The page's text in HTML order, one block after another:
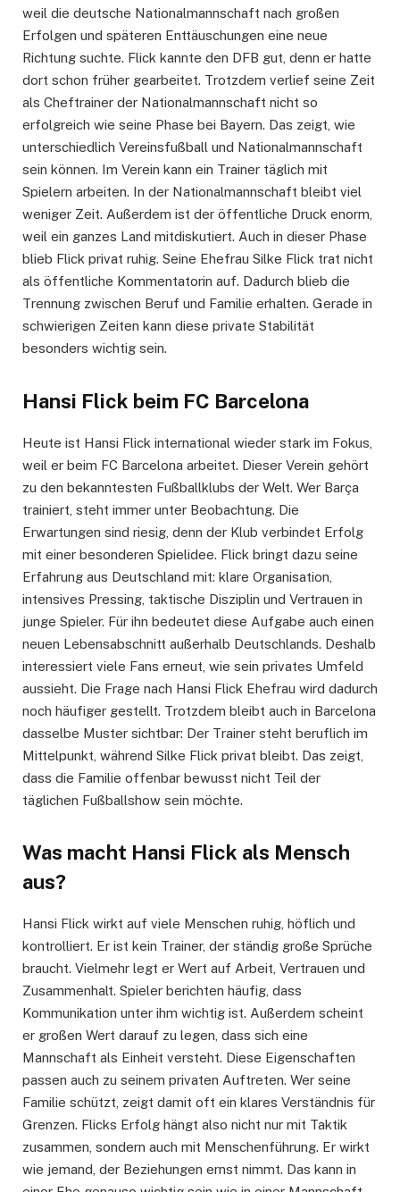
weil die deutsche Nationalmannschaft nach großen
Erfolgen und späteren Enttäuschungen eine neue
Richtung suchte. Flick kannte den DFB gut, denn er hatte
dort schon früher gearbeitet. Trotzdem verlief seine Zeit
als Cheftrainer der Nationalmannschaft nicht so
erfolgreich wie seine Phase bei Bayern. Das zeigt, wie
unterschiedlich Vereinsfußball und Nationalmannschaft
sein können. Im Verein kann ein Trainer täglich mit
Spielern arbeiten. In der Nationalmannschaft bleibt viel
weniger Zeit. Außerdem ist der öffentliche Druck enorm,
weil ein ganzes Land mitdiskutiert. Auch in dieser Phase
blieb Flick privat ruhig. Seine Ehefrau Silke Flick trat nicht
als öffentliche Kommentatorin auf. Dadurch blieb die
Trennung zwischen Beruf und Familie erhalten. Gerade in
schwierigen Zeiten kann diese private Stabilität
besonders wichtig sein.
Hansi Flick beim FC Barcelona
Heute ist Hansi Flick international wieder stark im Fokus,
weil er beim FC Barcelona arbeitet. Dieser Verein gehört
zu den bekanntesten Fußballklubs der Welt. Wer Barça
trainiert, steht immer unter Beobachtung. Die
Erwartungen sind riesig, denn der Klub verbindet Erfolg
mit einer besonderen Spielidee. Flick bringt dazu seine
Erfahrung aus Deutschland mit: klare Organisation,
intensives Pressing, taktische Disziplin und Vertrauen in
junge Spieler. Für ihn bedeutet diese Aufgabe auch einen
neuen Lebensabschnitt außerhalb Deutschlands. Deshalb
interessiert viele Fans erneut, wie sein privates Umfeld
aussieht. Die Frage nach Hansi Flick Ehefrau wird dadurch
noch häufiger gestellt. Trotzdem bleibt auch in Barcelona
dasselbe Muster sichtbar: Der Trainer steht beruflich im
Mittelpunkt, während Silke Flick privat bleibt. Das zeigt,
dass die Familie offenbar bewusst nicht Teil der
täglichen Fußballshow sein möchte.
Was macht Hansi Flick als Mensch
aus?
Hansi Flick wirkt auf viele Menschen ruhig, höflich und
kontrolliert. Er ist kein Trainer, der ständig große Sprüche
braucht. Vielmehr legt er Wert auf Arbeit, Vertrauen und
Zusammenhalt. Spieler berichten häufig, dass
Kommunikation unter ihm wichtig ist. Außerdem scheint
er großen Wert darauf zu legen, dass sich eine
Mannschaft als Einheit versteht. Diese Eigenschaften
passen auch zu seinem privaten Auftreten. Wer seine
Familie schützt, zeigt damit oft ein klares Verständnis für
Grenzen. Flicks Erfolg hängt also nicht nur mit Taktik
zusammen, sondern auch mit Menschenführung. Er wirkt
wie jemand, der Beziehungen ernst nimmt. Das kann in